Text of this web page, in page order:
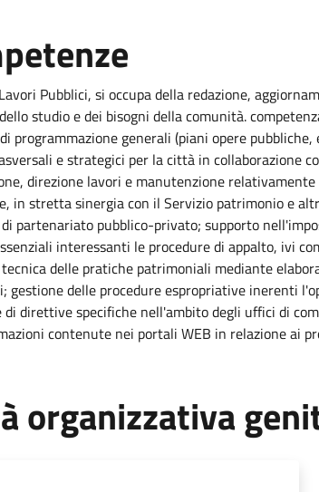
Pubblici, si occupa della redazione,
studio e dei bisogni della comunità.
programmazione generali (piani opere
e strategici per la città in collaborazione
direzione lavori e manutenzione
in stretta sinergia con il Servizio patrimonio e
partenariato pubblico-privato; supporto
interessanti le procedure di appalto, ivi
delle pratiche patrimoniali mediante
gestione delle procedure espropriative inerenti
di direttive specifiche nell'ambito degli uffici di
contenute nei portali WEB in relazione ai
organizzativa